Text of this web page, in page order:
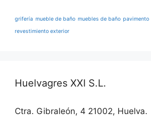
grifería mueble de baño muebles de baño pavimento
revestimiento exterior
Huelvagres XXI S.L.
Ctra. Gibraleón, 4 21002, Huelva.